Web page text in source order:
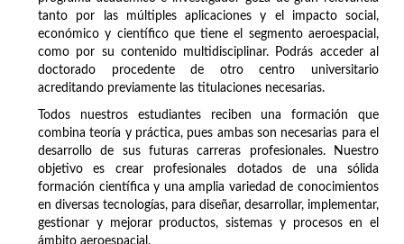
tanto por las múltiples aplicaciones y el impacto social,
económico y científico que tiene el segmento aeroespacial,
como por su contenido multidisciplinar. Podrás acceder al
doctorado procedente de otro centro universitario
acreditando previamente las titulaciones necesarias.
Todos nuestros estudiantes reciben una formación que
combina teoría y práctica, pues ambas son necesarias para el
desarrollo de sus futuras carreras profesionales. Nuestro
objetivo es crear profesionales dotados de una sólida
formación científica y una amplia variedad de conocimientos
en diversas tecnologías, para diseñar, desarrollar, implementar,
gestionar y mejorar productos, sistemas y procesos en el